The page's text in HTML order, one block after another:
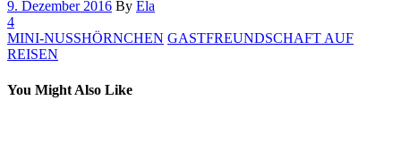
9. Dezember 2016 By Ela
4
MINI-NUSSHÖRNCHEN GASTFREUNDSCHAFT AUF
REISEN
You Might Also Like